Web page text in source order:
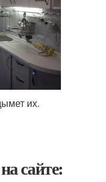
их.
сайте: